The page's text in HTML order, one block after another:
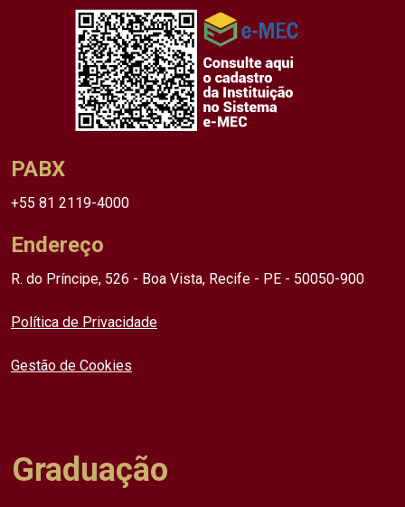
PABX
+55 81 2119-4000
Endereço
R. do Príncipe, 526 - Boa Vista, Recife - PE - 50050-900
Política de Privacidade
Gestão de Cookies
Graduação